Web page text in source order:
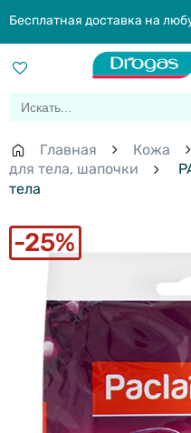
Бесплатная доставка на
Главная Кожа
для тела, шапочки
тела
25%